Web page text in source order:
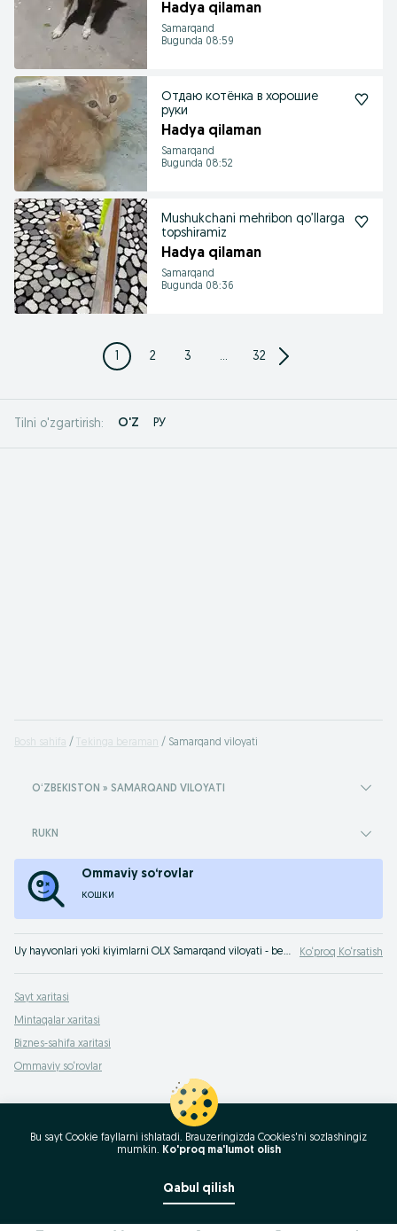
Hadya qilaman
Samarqand
Bugunda 08:59
Отдаю котёнка в хорошие
руки
Hadya qilaman
Samarqand
Bugunda 08:52
Mushukchani mehribon qo’llarga
topshiramiz
Hadya qilaman
Samarqand
Bugunda 08:36
1 2 3 ... 32
Tilni o'zgartirish: O'Z РУ
Bosh sahifa Tekinga beraman Samarqand viloyati
OʻZBEKISTON » SAMARQAND VILOYATI
RUKN
Ommaviy so‘rovlar
кошки
Uy hayvonlari yoki kiyimlarni OLX Samarqand viloyati - bepul e‘lonlar sayti Samarqand viloyati orqali bepul berib yuborish mumkin. Eng yaxshi takliflar sizni OLXda kutmoqda! Ko‘proq Ko‘rsatish
Sayt xaritasi
Mintaqalar xaritasi
Biznes-sahifa xaritasi
Ommaviy so‘rovlar
Bu sayt Cookie fayllarni ishlatadi. Brauzeringizda Cookies'ni sozlashingiz
mumkin. Ko'proq ma'lumot olish
Qabul qilish